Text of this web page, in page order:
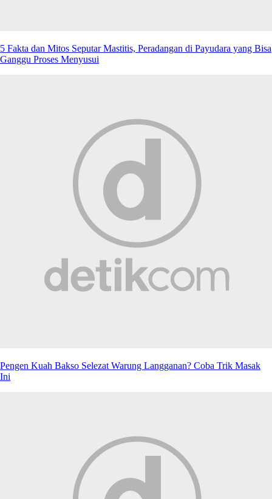
5 Fakta dan Mitos Seputar Mastitis, Peradangan di Payudara yang Bisa
Ganggu Proses Menyusui
Pengen Kuah Bakso Selezat Warung Langganan? Coba Trik Masak
Ini